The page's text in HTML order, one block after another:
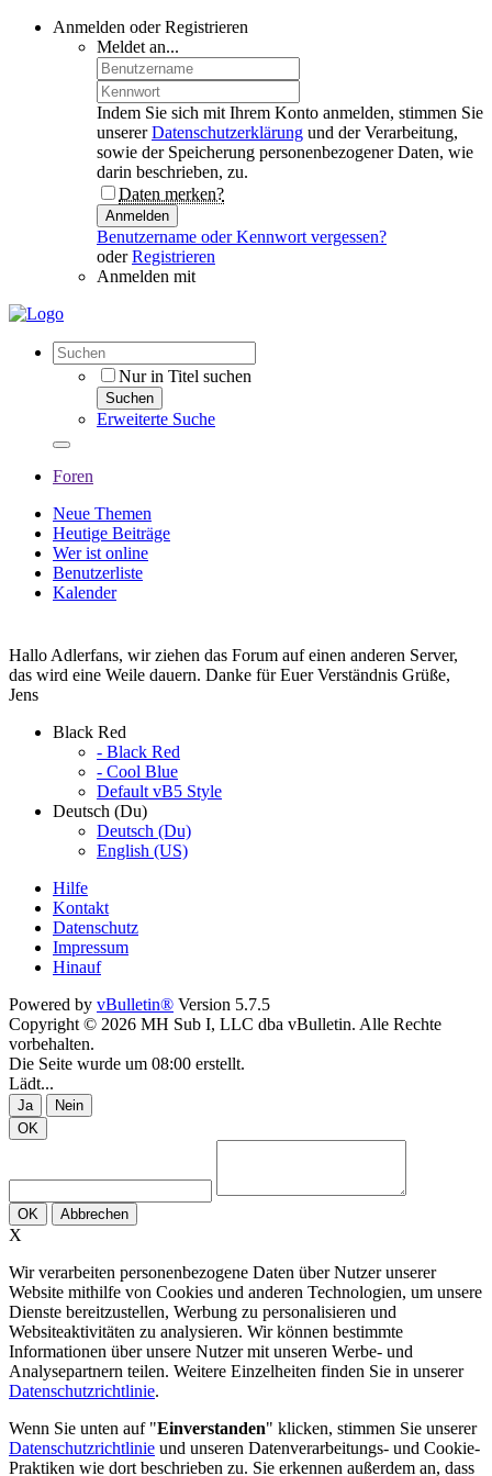
Anmelden oder Registrieren
Meldet an...
Indem Sie sich mit Ihrem Konto anmelden, stimmen Sie
unsererDatenschutzerklärung und der Verarbeitung,
sowie der Speicherung personenbezogener Daten, wie
darin beschrieben, zu.
Daten merken?
Anmelden
Benutzername oder Kennwort vergessen?
oderRegistrieren
Anmelden mit
Nur in Titel suchen
Suchen
Erweiterte Suche
Foren
Neue Themen
Heutige Beiträge
Wer ist online
Benutzerliste
Kalender
Hallo Adlerfans, wir ziehen das Forum auf einen anderen Server,
das wird eine Weile dauern. Danke für Euer Verständnis Grüße,
Jens
Black Red
- Black Red
- Cool Blue
Default vB5 Style
Deutsch (Du)
Deutsch (Du)
English (US)
Hilfe
Kontakt
Datenschutz
Impressum
Hinauf
Powered by vBulletin® Version 5.7.5
Copyright © 2026 MH Sub I, LLC dba vBulletin. Alle Rechte
vorbehalten.
Die Seite wurde um 08:00 erstellt.
Lädt...
Ja
Nein
OK
OK Abbrechen
X
Wir verarbeiten personenbezogene Daten über Nutzer unserer
Website mithilfe von Cookies und anderen Technologien, um unsere
Dienste bereitzustellen, Werbung zu personalisieren und
Websiteaktivitäten zu analysieren. Wir können bestimmte
Informationen über unsere Nutzer mit unseren Werbe- und
Analysepartnern teilen. Weitere Einzelheiten finden Sie in unserer
Datenschutzrichtlinie.
Wenn Sie unten auf "Einverstanden" klicken, stimmen Sie unserer
Datenschutzrichtlinie und unseren Datenverarbeitungs- und Cookie-
Praktiken wie dort beschrieben zu. Sie erkennen außerdem an, dass